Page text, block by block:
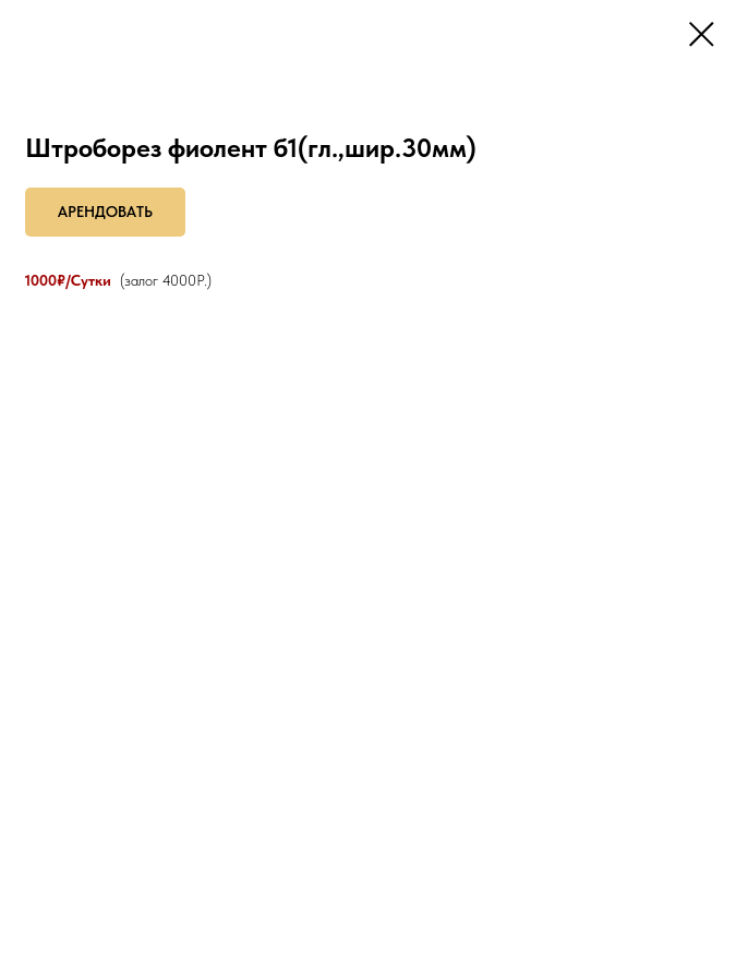
Штроборез фиолент б1(гл.,шир.30мм)
АРЕНДОВАТЬ
1000₽/Сутки (залог 4000Р.)